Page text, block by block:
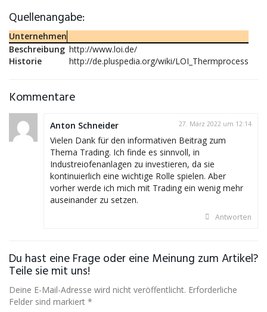
Quellenangabe:
Unternehmen
Beschreibung http://www.loi.de/
Historie
http://de.pluspedia.org/wiki/LOI_Thermprocess
Kommentare
Anton Schneider 27. März 2022 um 12:14
Vielen Dank für den informativen Beitrag zum
Thema Trading. Ich finde es sinnvoll, in
Industreiofenanlagen zu investieren, da sie
kontinuierlich eine wichtige Rolle spielen. Aber
vorher werde ich mich mit Trading ein wenig mehr
auseinander zu setzen.
Antworten
Du hast eine Frage oder eine Meinung zum Artikel?
Teile sie mit uns!
Deine E-Mail-Adresse wird nicht veröffentlicht. Erforderliche
Felder sind markiert *